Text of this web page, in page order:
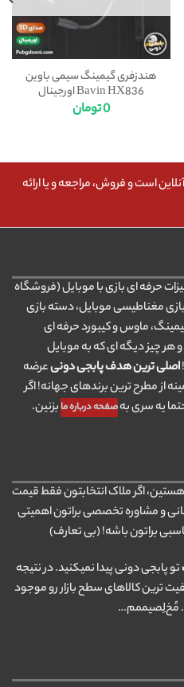
هندزفری گیمینگ سیمی باوین
Bavin HX836 اورجینال
0تومان
است و فروش، مراجعه و یا ارائه
حرفه ای بازی با موبایل (فروشگاه
مغناطیسی موبایل، دسته بازی
ماوس و کیبورد حرفه ای
هر چیز دیگه ای که به موبایل
اصلی ترین هدف پابجی دونیعرضه
از مطرح ترین برندهای جهانه! اگر
یه سری بهصفحه درباره ما بزنین.
اگر دنبال کالاهای فیک و درجه ۴ و ۵ هستین، اگر ملاک انتخابتون فقط قیمت
و مشاوره تخصصی براتون اهمیتی
براتون باشه! (بی تعارف)
تو پابجی دونی پیدا نمیکنید. در نتیجه
ترین کالاهای سطح بازار رو موجود
مُخ‌لِصیممم…